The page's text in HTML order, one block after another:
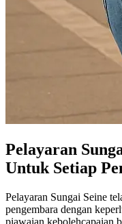
Pelayaran
Untuk Setiap
Pelayaran Sungai Seine
pengembara dengan
piawaian kebolehcapaian